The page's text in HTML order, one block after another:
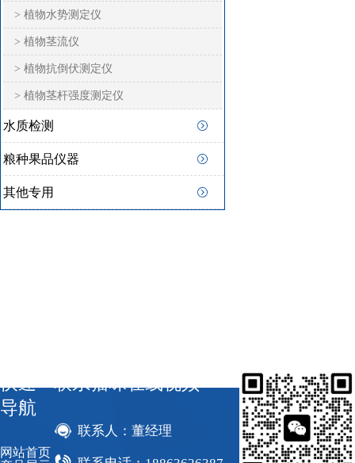
> 植物水势测定仪
> 植物茎流仪
> 植物抗倒伏测定仪
> 植物茎杆强度测定仪
水质检测
粮种果品仪器
其他专用
快速
导航
网站首页
联系猫咪在线视频
联系人：董经理